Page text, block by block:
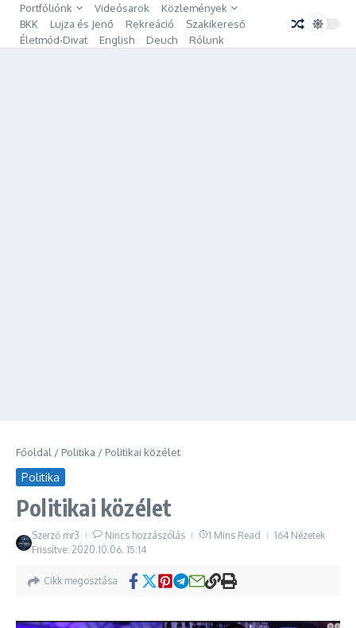
Ugrás a tartalomhoz
Portfóliónk Videósarok
Közlemények
BKK
Lujza és Jenő Rekreáció
Szakikereső
Életmód-Divat
English Deuch Rólunk
Főoldal / Politika / Politikai közélet
Politika
Politikai közélet
Szerző mr3 Nincs hozzászólás 1 Mins Read
164 Nézetek
Frissítve: 2020.10.06. 15:14
Cikk megosztása